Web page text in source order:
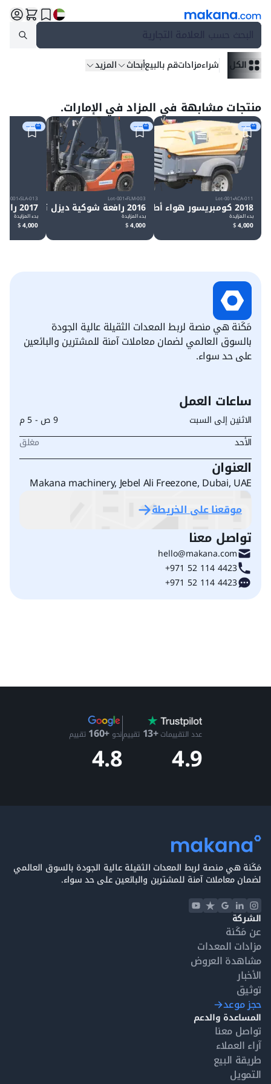
البحث حسب العلامة التجارية
الكل شراءمزاداتقم بالبيعأبحاث المزيد
منتجات مشابهة في المزاد في الإمارات.
-- --
ACA-011
Lot-001
2018 كومبريسور هواء أطلس كوبكو XAS 185
بدء المزايدة
$4,000
-- --
FLM-003
Lot-001
2016 رافعة شوكية ديزل تويوتا 8FDU25
بدء المزايدة
$4,000
-- --
SLA-013
Lot-001
2017 رافعة مقصية كهربائية جي إل جي 2646ES
بدء المزايدة
$4,000
مَكَنة هي منصة لربط المعدات الثقيلة عالية الجودة
بالسوق العالمي لضمان معاملات آمنة للمشترين والبائعين
على حد سواء.
ساعات العمل
الاثنين إلى السبت
9 ص - 5 م
الأحد
مغلق
العنوان
Makana machinery, Jebel Ali Freezone, Dubai, UAE
موقعنا على الخريطة
تواصل معنا
hello@makana.com
+971 52 114 4423
+971 52 114 4423
عدد التقييمات+13 تقييم
4.9
نحو +160 تقييم
4.8
مَكَنة هي منصة لربط المعدات الثقيلة عالية الجودة بالسوق العالمي
لضمان معاملات آمنة للمشترين والبائعين على حد سواء.
الشركة
عن مَكَنة
مزادات المعدات
مشاهدة العروض
الأخبار
توثيق
حجز موعد
المساعدة والدعم
تواصل معنا
آراء العملاء
طريقة البيع
التمويل